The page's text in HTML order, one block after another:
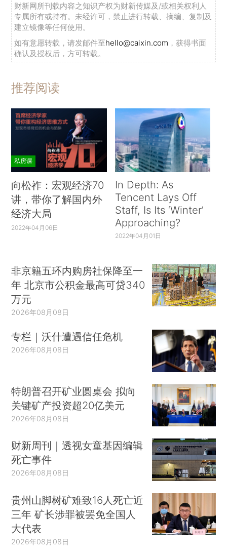
财新网所刊载内容之知识产权为财新传媒及/或相关权利人
专属所有或持有。未经许可，禁止进行转载、摘编、复制及
建立镜像等任何使用。
如有意愿转载，请发邮件至hello@caixin.com ，获得书面
确认及授权后，方可转载。
推荐阅读
私房课
向松祚：宏观经济70
讲，带你了解国内外
经济大局
2022年04月06日
In Depth: As
Tencent Lays Off
Staff, Is Its ‘Winter’
Approaching?
2022年04月01日
非京籍五环内购房社保降至一
年 北京市公积金最高可贷340
万元
2026年08月08日
专栏｜沃什遭遇信任危机
2026年08月08日
特朗普召开矿业圆桌会 拟向
关键矿产投资超20亿美元
2026年08月08日
财新周刊｜透视女童基因编辑
死亡事件
2026年08月08日
贵州山脚树矿难致16人死亡近
三年 矿长涉罪被罢免全国人
大代表
2026年08月08日